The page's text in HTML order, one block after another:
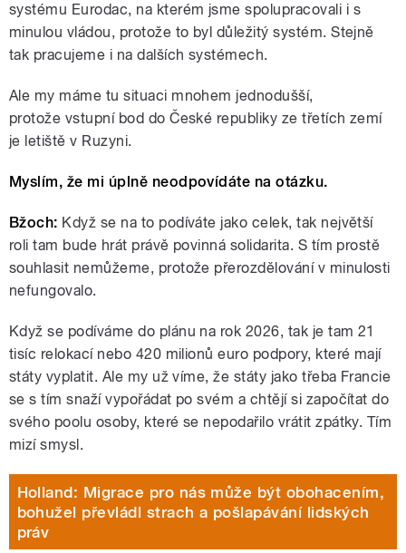
systému Eurodac, na kterém jsme spolupracovali i s
minulou vládou, protože to byl důležitý systém. Stejně
tak pracujeme i na dalších systémech.
Ale my máme tu situaci mnohem jednodušší,
protože vstupní bod do České republiky ze třetích zemí
je letiště v Ruzyni.
Myslím, že mi úplně neodpovídáte na otázku.
Bžoch: Když se na to podíváte jako celek, tak největší
roli tam bude hrát právě povinná solidarita. S tím prostě
souhlasit nemůžeme, protože přerozdělování v minulosti
nefungovalo.
Když se podíváme do plánu na rok 2026, tak je tam 21
tisíc relokací nebo 420 milionů euro podpory, které mají
státy vyplatit. Ale my už víme, že státy jako třeba Francie
se s tím snaží vypořádat po svém a chtějí si započítat do
svého poolu osoby, které se nepodařilo vrátit zpátky. Tím
mizí smysl.
Holland: Migrace pro nás může být obohacením,
bohužel převládl strach a pošlapávání lidských
práv